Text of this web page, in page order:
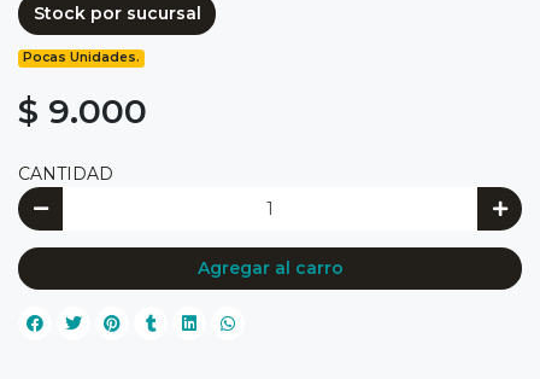
Stock por sucursal
Pocas Unidades.
$ 9.000
CANTIDAD
Agregar al carro